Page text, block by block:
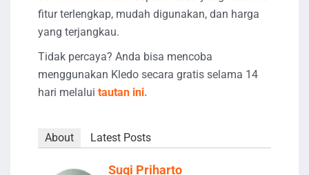
fitur terlengkap, mudah digunakan, dan harga
yang terjangkau.
Tidak percaya? Anda bisa mencoba
menggunakan Kledo secara gratis selama 14
hari melalui tautan ini.
About Latest Posts
Sugi Priharto